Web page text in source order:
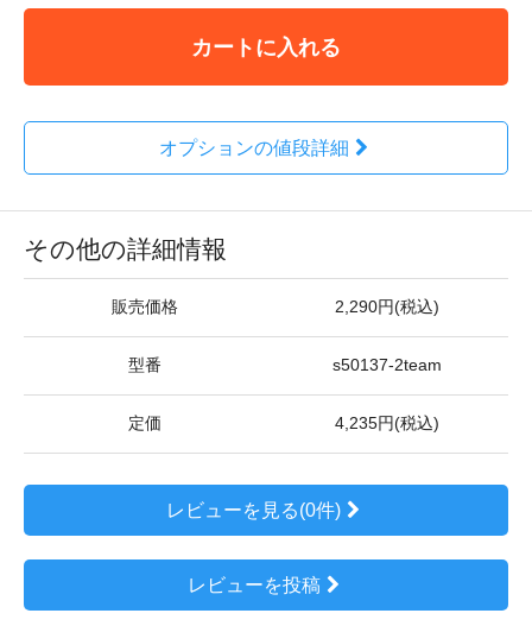
カートに入れる
オプションの値段詳細
その他の詳細情報
販売価格 2,290円(税込)
型番 s50137-2team
定価 4,235円(税込)
レビューを見る(0件)
レビューを投稿